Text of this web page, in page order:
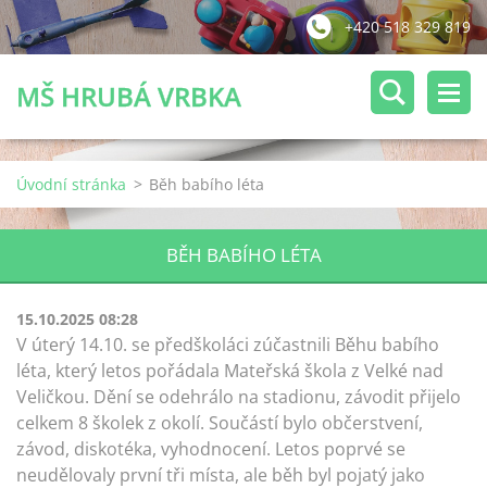
+420 518 329 819
MŠ HRUBÁ VRBKA
Úvodní stránka > Běh babího léta
BĚH BABÍHO LÉTA
15.10.2025 08:28
V úterý 14.10. se předškoláci zúčastnili Běhu babího
léta, který letos pořádala Mateřská škola z Velké nad
Veličkou. Dění se odehrálo na stadionu, závodit přijelo
celkem 8 školek z okolí. Součástí bylo občerstvení,
závod, diskotéka, vyhodnocení. Letos poprvé se
neudělovaly první tři místa, ale běh byl pojatý jako